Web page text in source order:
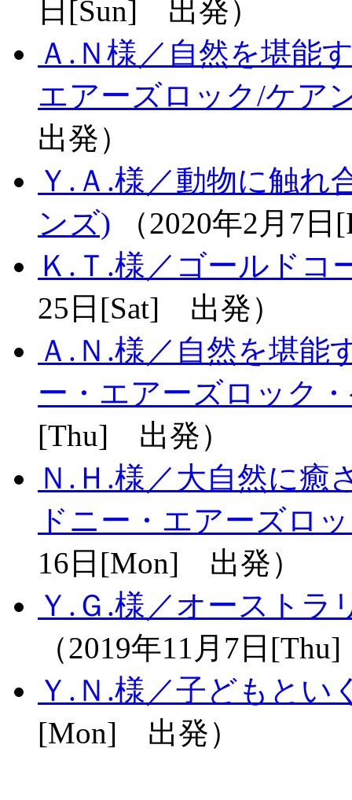
日[Sun] 出発）
Ａ.Ｎ様／自然を堪能
エアーズロック/ケア
出発）
Ｙ.Ａ.様／動物に触れ
ンズ) （2020年2月7
Ｋ.Ｔ.様／ゴールドコ
25日[Sat] 出発）
Ａ.Ｎ.様／自然を堪能
ー・エアーズロック
[Thu] 出発）
Ｎ.Ｈ.様／大自然に癒
ドニー・エアーズロ
16日[Mon] 出発）
Ｙ.Ｇ.様／オーストラ
（2019年11月7日
Ｙ.Ｎ.様／子どもとい
[Mon] 出発）